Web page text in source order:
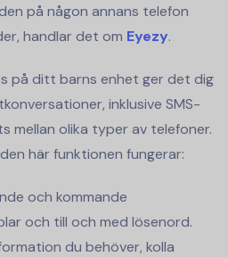
på någon annans telefon
handlar det om Eyezy.
på ditt barns enhet ger det dig
inklusive SMS-
mellan olika typer av telefoner.
här funktionen fungerar:
och kommande
och till och med lösenord.
du behöver, kolla